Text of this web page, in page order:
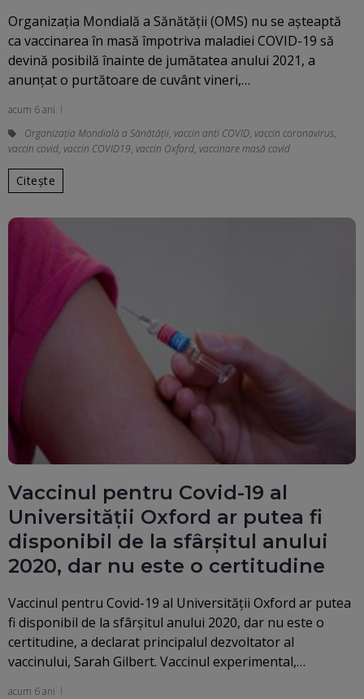
Organizaţia Mondială a Sănătăţii (OMS) nu se aşteaptă
ca vaccinarea în masă împotriva maladiei COVID-19 să
devină posibilă înainte de jumătatea anului 2021, a
anunţat o purtătoare de cuvânt vineri,…
acum 6 ani
Organizația Mondială a Sănătății, vaccin anti COVID, vaccin coronavirus,
vaccin covid, vaccin COVID19, vaccin Oxford, vaccinare masă covid
Citește
Vaccinul pentru Covid-19 al
Universităţii Oxford ar putea fi
disponibil de la sfârşitul anului
2020, dar nu este o certitudine
Vaccinul pentru Covid-19 al Universităţii Oxford ar putea
fi disponibil de la sfârşitul anului 2020, dar nu este o
certitudine, a declarat principalul dezvoltator al
vaccinului, Sarah Gilbert. Vaccinul experimental,…
acum 6 ani